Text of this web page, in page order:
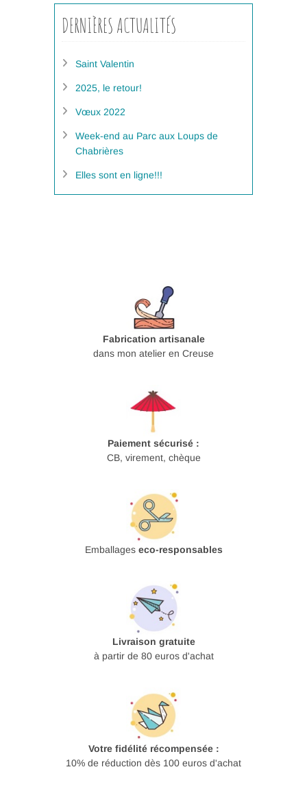
DERNIÈRES ACTUALITÉS
Saint Valentin
2025, le retour!
Vœux 2022
Week-end au Parc aux Loups de
Chabrières
Elles sont en ligne!!!
Fabrication artisanale
dans mon atelier en Creuse
Paiement sécurisé :
CB, virement, chèque
Emballages eco-responsables
Livraison gratuite
à partir de 80 euros d'achat
Votre fidélité récompensée :
10% de réduction dès 100 euros d'achat